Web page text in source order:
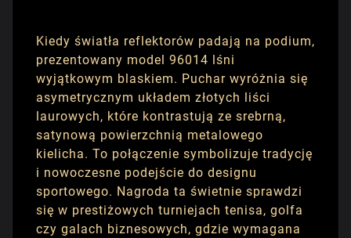
Kiedy światła reflektorów padają na podium,
prezentowany model 96014 lśni
wyjątkowym blaskiem. Puchar wyróżnia się
asymetrycznym układem złotych liści
laurowych, które kontrastują ze srebrną,
satynową powierzchnią metalowego
kielicha. To połączenie symbolizuje tradycję
i nowoczesne podejście do designu
sportowego. Nagroda ta świetnie sprawdzi
się w prestiżowych turniejach tenisa, golfa
czy galach biznesowych, gdzie wymagana